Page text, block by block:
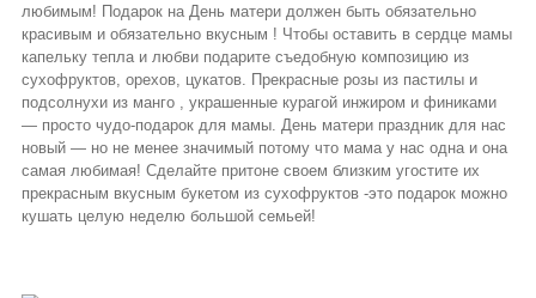
Букеты из раков и рыбы
Доставка
Фото работ
Контакты
любимым! Подарок на День матери должен быть обязательно
красивым и обязательно вкусным ! Чтобы оставить в сердце мамы
капельку тепла и любви подарите съедобную композицию из
сухофруктов, орехов, цукатов. Прекрасные розы из пастилы и
подсолнухи из манго , украшенные курагой инжиром и финиками
— просто чудо-подарок для мамы. День матери праздник для нас
новый — но не менее значимый потому что мама у нас одна и она
самая любимая! Сделайте притоне своем близким угостите их
прекрасным вкусным букетом из сухофруктов -это подарок можно
кушать целую неделю большой семьей!